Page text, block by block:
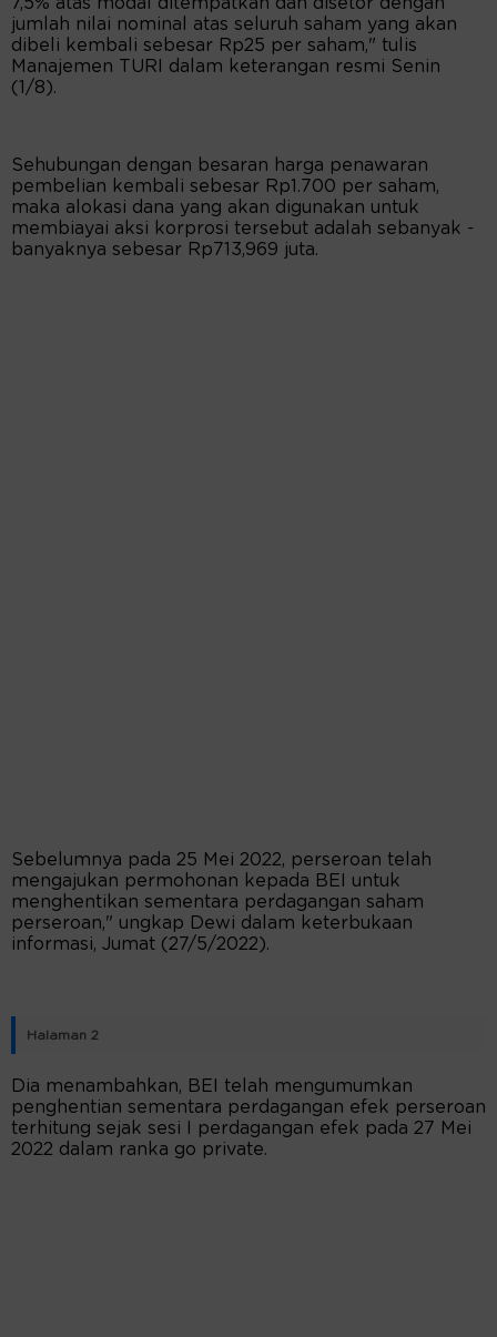
jumlah nilai nominal atas seluruh saham yang akan
dibeli kembali sebesar Rp25 per saham," tulis
Manajemen TURI dalam keterangan resmi Senin
(1/8).
Sehubungan dengan besaran harga penawaran
pembelian kembali sebesar Rp1.700 per saham,
maka alokasi dana yang akan digunakan untuk
membiayai aksi korprosi tersebut adalah sebanyak -
banyaknya sebesar Rp713,969 juta.
Sebelumnya pada 25 Mei 2022, perseroan telah
mengajukan permohonan kepada BEI untuk
menghentikan sementara perdagangan saham
perseroan," ungkap Dewi dalam keterbukaan
informasi, Jumat (27/5/2022).
Halaman 2
Dia menambahkan, BEI telah mengumumkan
penghentian sementara perdagangan efek perseroan
terhitung sejak sesi I perdagangan efek pada 27 Mei
2022 dalam ranka go private.